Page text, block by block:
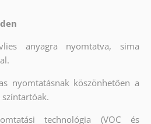
anyagra nyomtatva, sima
nyomtatásnak köszönhetően a
színtartóak.
technológia (VOC és